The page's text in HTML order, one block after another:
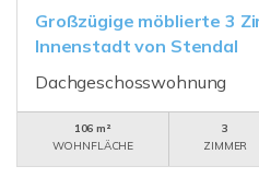
Großzügige möblierte 3
Innenstadt von Stendal
Dachgeschosswohnung
106 m²
WOHNFLÄCHE
3
ZIMMER